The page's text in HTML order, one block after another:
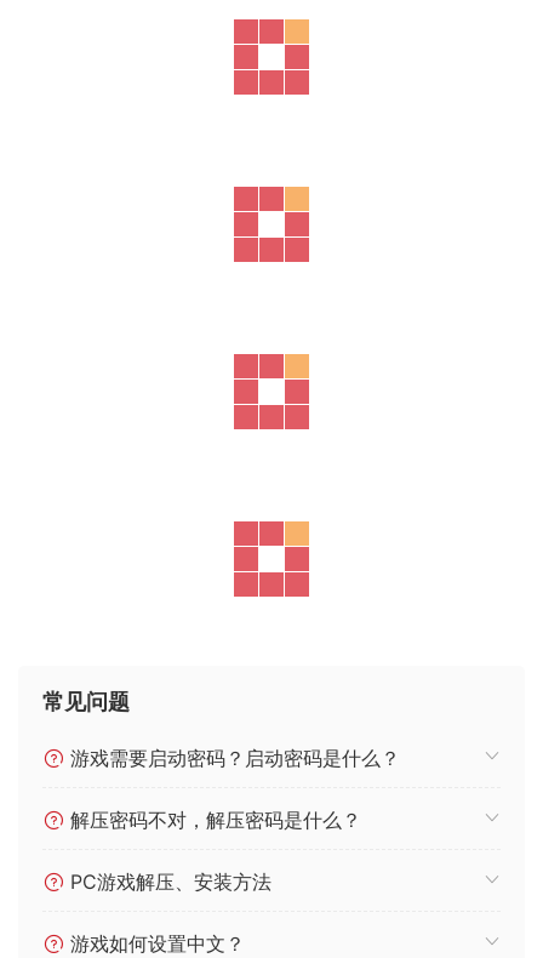
常见问题
游戏需要启动密码？启动密码是什么？
解压密码不对，解压密码是什么？
PC游戏解压、安装方法
游戏如何设置中文？